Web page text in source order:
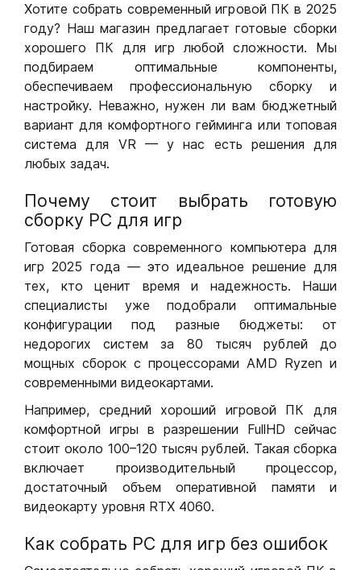
Хотите собрать современный игровой ПК в 2025
году? Наш магазин предлагает готовые сборки
хорошего ПК для игр любой сложности. Мы
подбираем оптимальные компоненты,
обеспечиваем профессиональную сборку и
настройку. Неважно, нужен ли вам бюджетный
вариант для комфортного гейминга или топовая
система для VR — у нас есть решения для
любых задач.
Почему стоит выбрать готовую
сборку РС для игр
Готовая сборка современного компьютера для
игр 2025 года — это идеальное решение для
тех, кто ценит время и надежность. Наши
специалисты уже подобрали оптимальные
конфигурации под разные бюджеты: от
недорогих систем за 80 тысяч рублей до
мощных сборок с процессорами AMD Ryzen и
современными видеокартами.
Например, средний хороший игровой ПК для
комфортной игры в разрешении FullHD сейчас
стоит около 100–120 тысяч рублей. Такая сборка
включает производительный процессор,
достаточный объем оперативной памяти и
видеокарту уровня RTX 4060.
Как собрать РС для игр без ошибок